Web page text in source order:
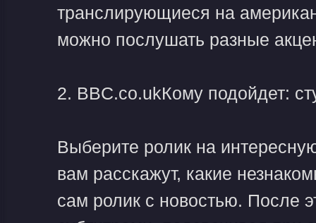
транслирующиеся на
можно послушать разные
2. BBC.co.ukКому подойдет:
Выберите ролик на
вам расскажут, какие
сам ролик с новостью. После